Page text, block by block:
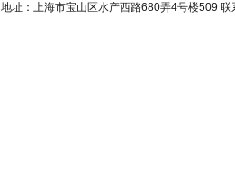
地址：上海市宝山区水产西路680弄4号楼509